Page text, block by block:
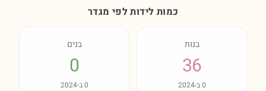
כמות לידות לפי מגדר
בנות
36
0ב-2024
בנים
0
0ב-2024